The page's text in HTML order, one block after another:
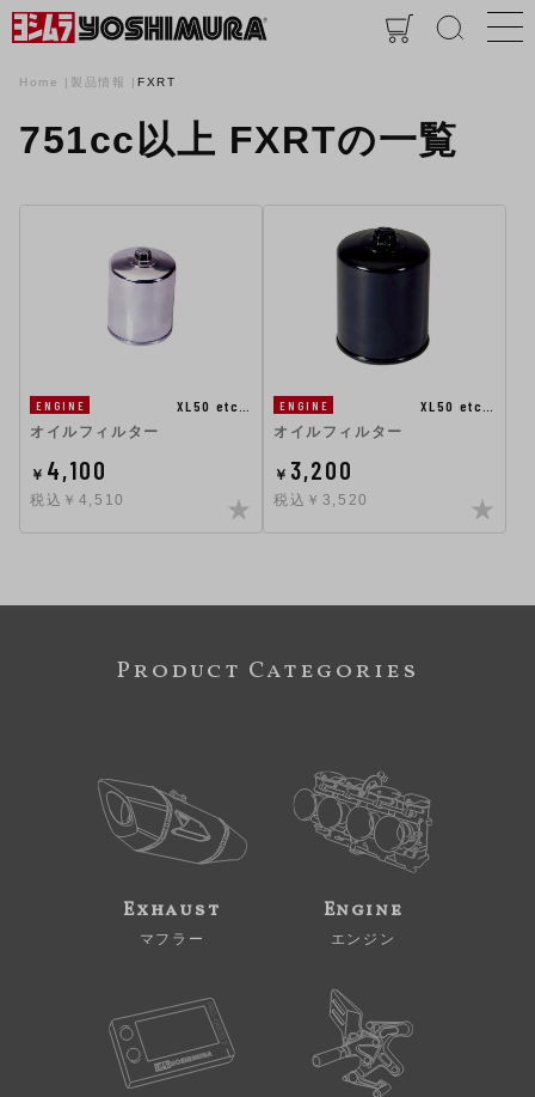
Home 製品情報 FXRT
751cc以上 FXRTの一覧
ENGINE
XL50 etc…
オイルフィルター
￥ 4,100
税込￥4,510
ENGINE
XL50 etc…
オイルフィルター
￥ 3,200
税込￥3,520
Product Categories
Exhaust
マフラー
Engine
エンジン